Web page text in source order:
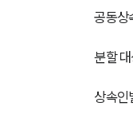
공동상
분할
상속인